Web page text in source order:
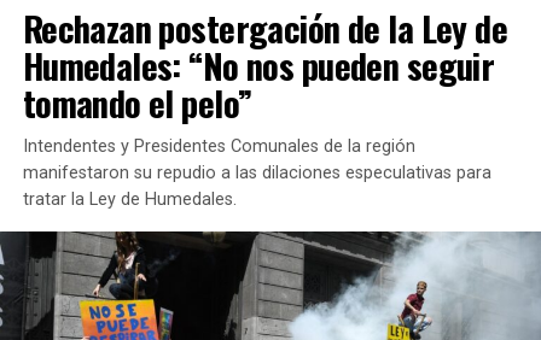
Rechazan postergación de la Ley de
Humedales: “No nos pueden seguir
tomando el pelo”
Intendentes y Presidentes Comunales de la región
manifestaron su repudio a las dilaciones especulativas para
tratar la Ley de Humedales.